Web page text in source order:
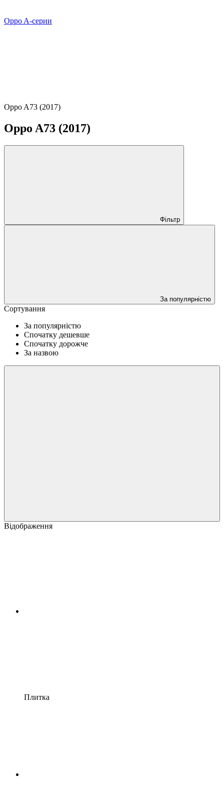
Oppo A-серии
Oppo A73 (2017)
Oppo A73 (2017)
Фільтр
За популярністю
Сортування
За популярністю
Спочатку дешевше
Спочатку дорожче
За назвою
Відображення
Плитка